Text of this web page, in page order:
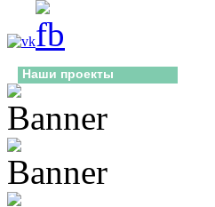
Наши проекты